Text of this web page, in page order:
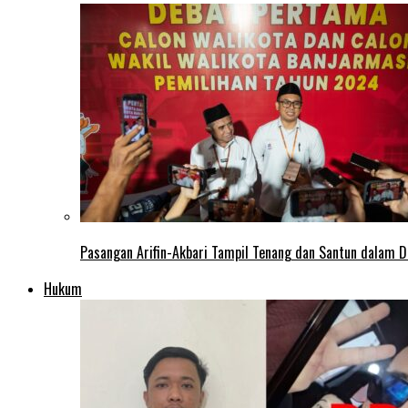
Pasangan Arifin-Akbari Tampil Tenang dan Santun dalam
Hukum